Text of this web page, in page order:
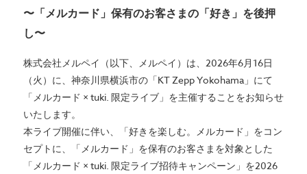
〜「メルカード」保有のお客さまの「好き」を後押
し〜
株式会社メルペイ（以下、メルペイ）は、2026年6月16日
（火）に、神奈川県横浜市の「KT Zepp Yokohama」にて
「メルカード × tuki. 限定ライブ」を主催することをお知らせ
いたします。
本ライブ開催に伴い、「好きを楽しむ。メルカード」をコン
セプトに、「メルカード」を保有のお客さまを対象とした
「メルカード × tuki. 限定ライブ招待キャンペーン」を2026